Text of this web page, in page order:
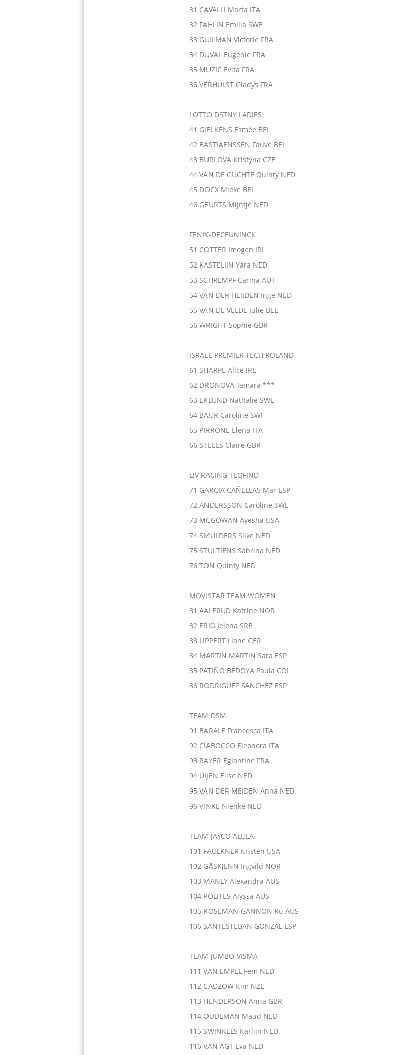
31 CAVALLI Marta ITA
32 FAHLIN Emilia SWE
33 GUILMAN Victorie FRA
34 DUVAL Eugénie FRA
35 MUZIC Evita FRA
36 VERHULST Gladys FRA
LOTTO DSTNY LADIES
41 GIELKENS Esmée BEL
42 BASTIAENSSEN Fauve BEL
43 BURLOVÁ Kristýna CZE
44 VAN DE GUCHTE Quinty NED
45 DOCX Mieke BEL
46 GEURTS Mijntje NED
FENIX-DECEUNINCK
51 COTTER Imogen IRL
52 KASTELIJN Yara NED
53 SCHREMPF Carina AUT
54 VAN DER HEIJDEN Inge NED
55 VAN DE VELDE Julie BEL
56 WRIGHT Sophie GBR
ISRAEL PREMIER TECH ROLAND
61 SHARPE Alice IRL
62 DRONOVA Tamara ***
63 EKLUND Nathalie SWE
64 BAUR Caroline SWI
65 PIRRONE Elena ITA
66 STEELS Claire GBR
LIV RACING TEQFIND
71 GARCIA CAÑELLAS Mar ESP
72 ANDERSSON Caroline SWE
73 MCGOWAN Ayesha USA
74 SMULDERS Silke NED
75 STULTIENS Sabrina NED
76 TON Quinty NED
MOVISTAR TEAM WOMEN
81 AALERUD Katrine NOR
82 ERIĆ Jelena SRB
83 LIPPERT Liane GER
84 MARTIN MARTIN Sara ESP
85 PATIÑO BEDOYA Paula COL
86 RODRIGUEZ SANCHEZ ESP
TEAM DSM
91 BARALE Francesca ITA
92 CIABOCCO Eleonora ITA
93 RAYER Eglantine FRA
94 UIJEN Elise NED
95 VAN DER MEIDEN Anna NED
96 VINKE Nienke NED
TEAM JAYCO ALULA
101 FAULKNER Kristen USA
102 GÅSKJENN Ingvild NOR
103 MANLY Alexandra AUS
104 POLITES Alyssa AUS
105 ROSEMAN-GANNON Ru AUS
106 SANTESTEBAN GONZAL ESP
TEAM JUMBO-VISMA
111 VAN EMPEL Fem NED
112 CADZOW Kim NZL
113 HENDERSON Anna GBR
114 OUDEMAN Maud NED
115 SWINKELS Karlijn NED
116 VAN AGT Eva NED